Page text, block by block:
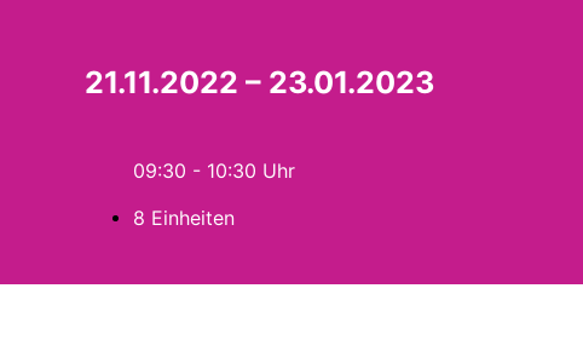
21.11.2022 – 23.01.2023
09:30 - 10:30
8 Einheiten